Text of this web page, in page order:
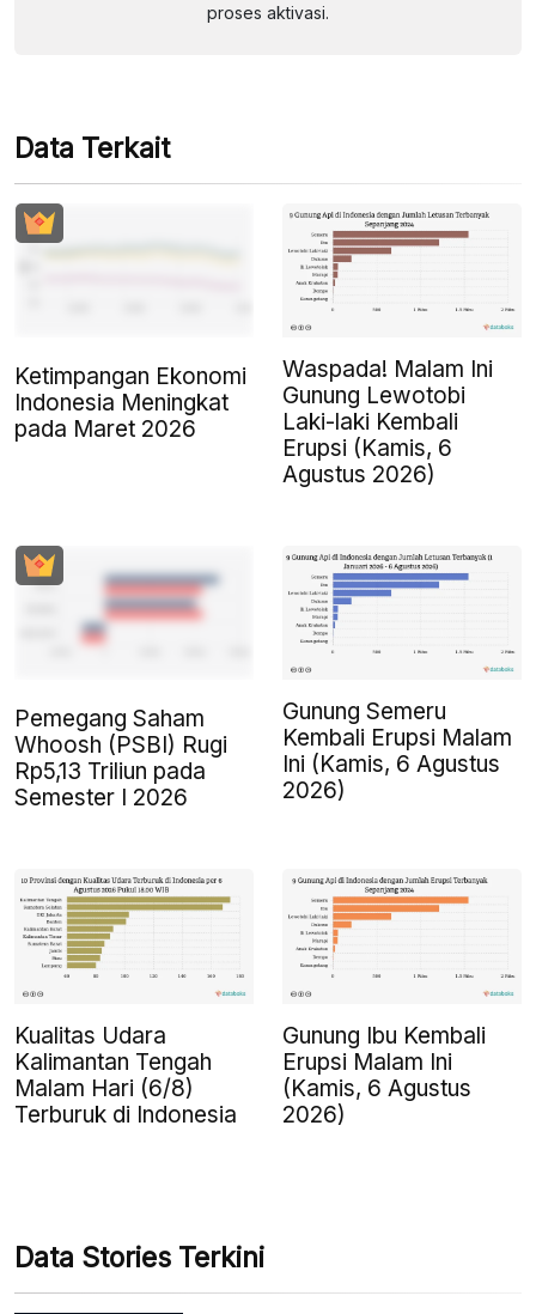
proses aktivasi.
Data Terkait
Ketimpangan Ekonomi
Indonesia Meningkat
pada Maret 2026
Waspada! Malam Ini
Gunung Lewotobi
Laki-laki Kembali
Erupsi (Kamis, 6
Agustus 2026)
Pemegang Saham
Whoosh (PSBI) Rugi
Rp5,13 Triliun pada
Semester I 2026
Gunung Semeru
Kembali Erupsi Malam
Ini (Kamis, 6 Agustus
2026)
Kualitas Udara
Kalimantan Tengah
Malam Hari (6/8)
Terburuk di Indonesia
Gunung Ibu Kembali
Erupsi Malam Ini
(Kamis, 6 Agustus
2026)
Data Stories Terkini